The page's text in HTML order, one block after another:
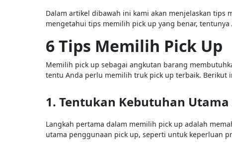
Dalam artikel dibawah ini kami akan menjelaskan
mengetahui tips memilih pick up yang benar,
6 Tips Memilih Pick Up
Memilih pick up sebagai angkutan barang
tentu Anda perlu memilih truk pick up terbaik. Berikut
1. Tentukan Kebutuhan Utama
Langkah pertama dalam memilih pick up adalah
utama penggunaan pick up, seperti untuk keperluan